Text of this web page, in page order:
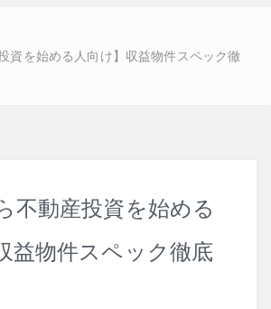
資を始める人向け】収益物件スペック徹
不動産投資を始める
益物件スペック徹底